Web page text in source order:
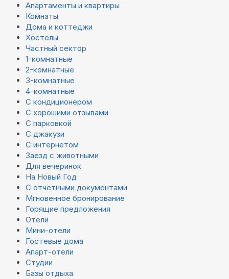
Апартаменты и квартиры
Комнаты
Дома и коттеджи
Хостелы
Частный сектор
1-комнатные
2-комнатные
3-комнатные
4-комнатные
С кондиционером
С хорошими отзывами
С парковкой
С джакузи
С интернетом
Заезд с животными
Для вечеринок
На Новый Год
С отчётными документами
Мгновенное бронирование
Горящие предложения
Отели
Мини-отели
Гостевые дома
Апарт-отели
Студии
Базы отдыха